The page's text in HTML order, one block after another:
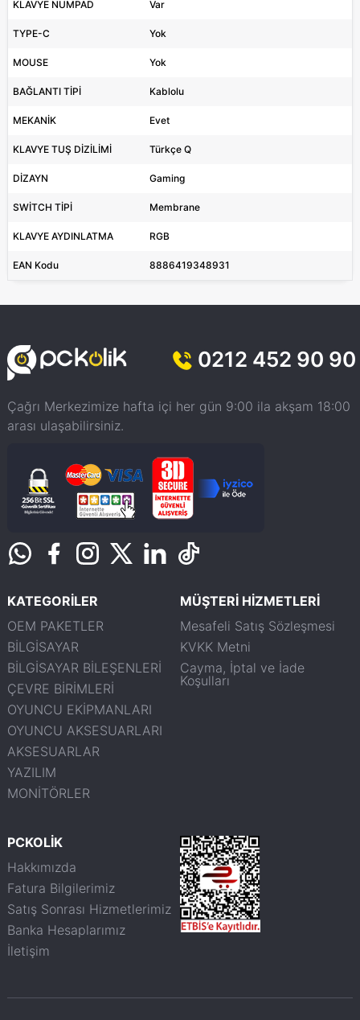
KLAVYE NUMPAD Var
TYPE-C Yok
MOUSE Yok
BAĞLANTI TİPİ Kablolu
MEKANİK Evet
KLAVYE TUŞ DİZİLİMİ Türkçe Q
DİZAYN Gaming
SWİTCH TİPİ Membrane
KLAVYE AYDINLATMA RGB
EAN Kodu 8886419348931
0212 452 90 90
Çağrı Merkezimize hafta içi her gün 9:00 ila akşam 18:00
arası ulaşabilirsiniz.
KATEGORİLER
OEM PAKETLER
BİLGİSAYAR
BİLGİSAYAR BİLEŞENLERİ
ÇEVRE BİRİMLERİ
OYUNCU EKİPMANLARI
OYUNCU AKSESUARLARI
AKSESUARLAR
YAZILIM
MONİTÖRLER
MÜŞTERİ HİZMETLERİ
Mesafeli Satış Sözleşmesi
KVKK Metni
Cayma, İptal ve İade
Koşulları
PCKOLİK
Hakkımızda
Fatura Bilgilerimiz
Satış Sonrası Hizmetlerimiz
Banka Hesaplarımız
İletişim